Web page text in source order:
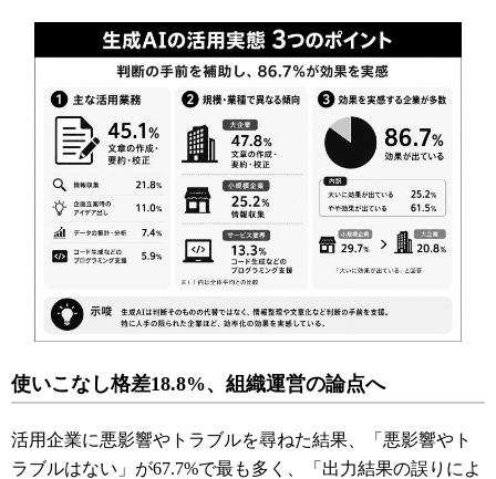
使いこなし格差18.8%、組織運営の論点へ
活用企業に悪影響やトラブルを尋ねた結果、「悪影響やト
ラブルはない」が67.7%で最も多く、「出力結果の誤りによ